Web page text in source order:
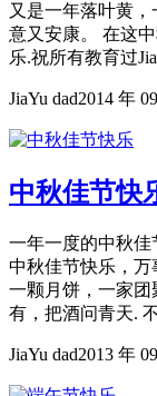
又是一年落叶黄
意又安康。 在这
乐.祝所有教育过
JiaYu dad2014 年
中秋佳节快
一年一度的中秋
中秋佳节快乐，万
一颗月饼，一家
有，把酒问青天.
JiaYu dad2013 年